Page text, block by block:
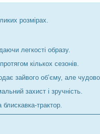
розмірах.
легкості образу.
кількох сезонів.
зайвого об’єму, але чудово
захист і зручність.
трактор.